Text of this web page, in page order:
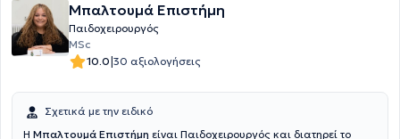
Μπαλτουμά Επιστήμη
Παιδοχειρουργός
MSc
10.0|30 αξιολογήσεις
Σχετικά με την ειδικό
Η
Μπαλτουμά Επιστήμη είναι Παιδοχειρουργός και διατηρεί το